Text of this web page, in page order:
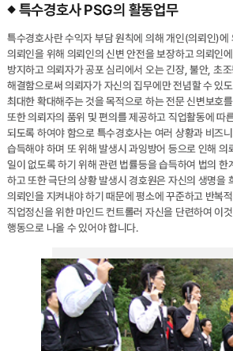
특수경호사 PSG의 활동업무
특수경호사란 수익자 부담 원칙에 의해 개인(의뢰인)에
의뢰인을 위해 의뢰인의 신변 안전을 보장하고 의뢰인
방지하고 의뢰자가 공포 심리에서 오는 긴장, 불안, 초
해결함으로써 의뢰자가 자신의 집무에만 전념할 수 있
최대한 확대해주는 것을 목적으로 하는 전문 신변보호
또한 의뢰자의 품위 및 편의를 제공하고 직업활동에 따
되도록 하여야 함으로 특수경호사는 여러 상황과 비즈
습득해야 하며 또 위해 발생시 과잉방어 등으로 인해 의
일이 없도록 하기 위해 관련 법률등을 습득하여 법의 한
하고 또한 극단의 상황 발생시 경호원은 자신의 생명을
의뢰인을 지켜내야 하기 때문에 평소에 꾸준하고 반복
직업정신을 위한 마인드 컨트롤러 자신을 단련하여 이
행동으로 나올 수 있어야 합니다.